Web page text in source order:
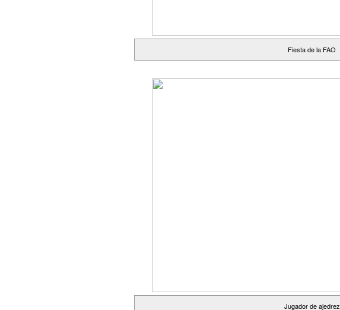
Fiesta de la FAO
Jugador de ajedrez